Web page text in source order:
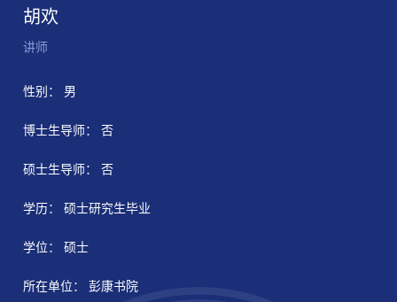
胡欢
讲师
性别： 男
博士生导师： 否
硕士生导师： 否
学历： 硕士研究生毕业
学位： 硕士
所在单位： 彭康书院